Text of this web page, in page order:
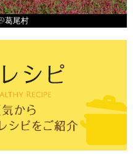
葛尾村